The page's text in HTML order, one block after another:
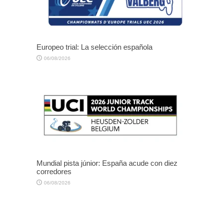
Europeo trial: La selección española
06/08/2026
Mundial pista júnior: España acude con diez
corredores
06/08/2026